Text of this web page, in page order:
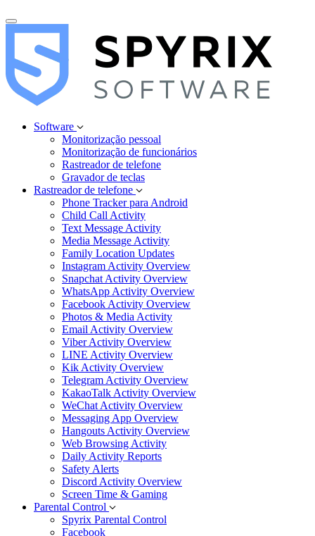
Software
Monitorização pessoal
Monitorização de funcionários
Rastreador de telefone
Gravador de teclas
Rastreador de telefone
Phone Tracker para Android
Child Call Activity
Text Message Activity
Media Message Activity
Family Location Updates
Instagram Activity Overview
Snapchat Activity Overview
WhatsApp Activity Overview
Facebook Activity Overview
Photos & Media Activity
Email Activity Overview
Viber Activity Overview
LINE Activity Overview
Kik Activity Overview
Telegram Activity Overview
KakaoTalk Activity Overview
WeChat Activity Overview
Messaging App Overview
Hangouts Activity Overview
Web Browsing Activity
Daily Activity Reports
Safety Alerts
Discord Activity Overview
Screen Time & Gaming
Parental Control
Spyrix Parental Control
Facebook